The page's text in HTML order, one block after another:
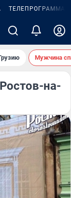
ТЕЛЕПРОГРАММА
Мужчина
на-